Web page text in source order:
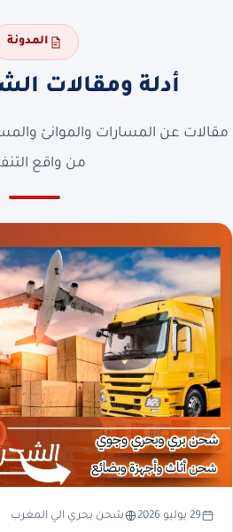
المدونة
أدلة ومقالات
مقالات عن المسارات والموانئ
من واقع
29 يوليو 2026 شحن بحري الي المغرب